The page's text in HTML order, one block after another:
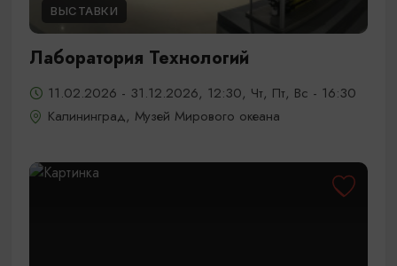
ВЫСТАВКИ
Лаборатория Технологий
11.02.2026 - 31.12.2026, 12:30, Чт, Пт, Вс - 16:30
Калининград, Музей Мирового океана